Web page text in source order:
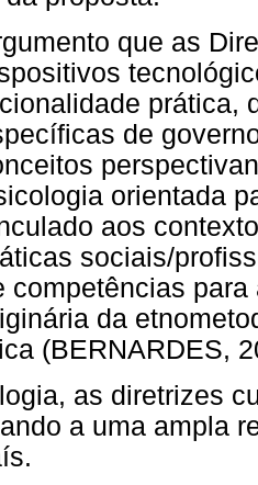
que as
prática,
de
orientada
aos
sociais/
competências
da
(BERNARDES,
as diretrizes
a uma ampla